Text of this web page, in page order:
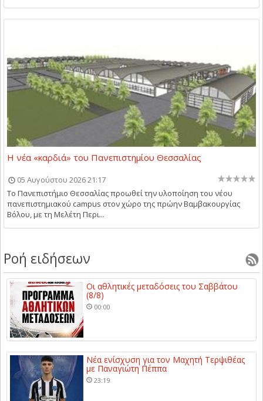
Η νέα «καρδιά» του Πανεπιστημίου Θεσσαλίας
05 Αυγούστου 2026 21:17
Το Πανεπιστήμιο Θεσσαλίας προωθεί την υλοποίηση του νέου
πανεπιστημιακού campus στον χώρο της πρώην Βαμβακουργίας
Βόλου, με τη Μελέτη Περι...
Ροή ειδήσεων
Οι αθλητικές μεταδόσεις του Σαββάτου
(8/8)
00:00
Νέα ενίσχυση για τον Μαχητή Τερψιθέας
με Παναγιώτη Πέππα
23:19